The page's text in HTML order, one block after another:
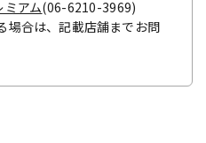
ミアム(06-6210-3969)
場合は、記載店舗までお問